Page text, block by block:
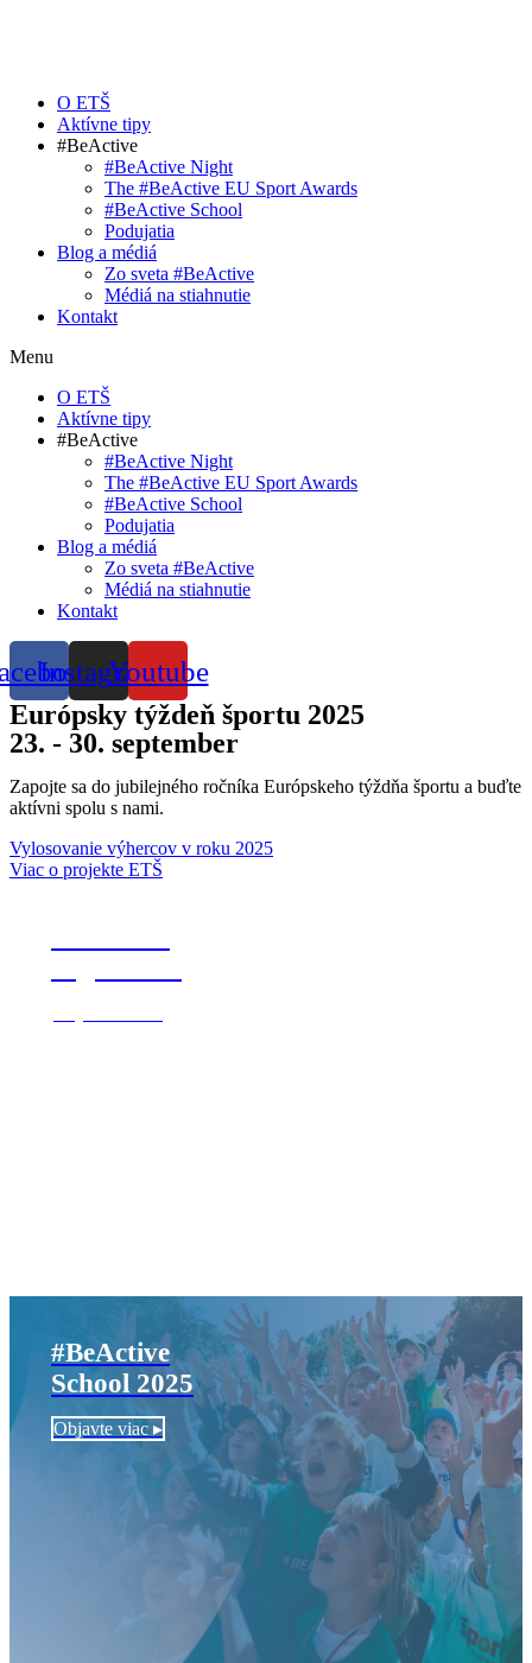
O ETŠ
Aktívne tipy
#BeActive
#BeActive Night
The #BeActive EU Sport Awards
#BeActive School
Podujatia
Blog a médiá
Zo sveta #BeActive
Médiá na stiahnutie
Kontakt
Menu
O ETŠ
Aktívne tipy
#BeActive
#BeActive Night
The #BeActive EU Sport Awards
#BeActive School
Podujatia
Blog a médiá
Zo sveta #BeActive
Médiá na stiahnutie
Kontakt
InstagramYoutube
Európsky týždeň športu 2025
23. - 30. september
Zapojte sa do jubilejného ročníka Európskeho týždňa športu a buďte
aktívni spolu s nami.
Vylosovanie výhercov v roku 2025
Viac o projekte ETŠ
#BeActive
School 2025
Objavte viac ▸